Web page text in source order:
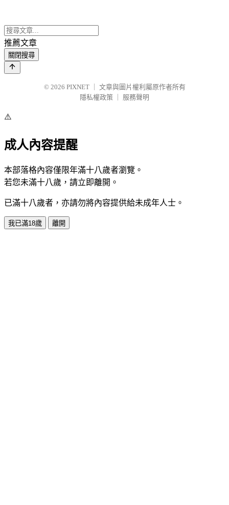
推薦文章
關閉搜尋
© 2026 PIXNET
文章與圖片權利屬原作者所有
隱私權政策
服務聲明
⚠️
成人內容提醒
本部落格內容僅限年滿十八歲者瀏覽。
若您未滿十八歲，請立即離開。
已滿十八歲者，亦請勿將內容提供給未成年人士。
我已滿18歲 離開